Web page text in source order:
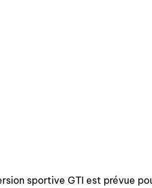
sportive GTI est prévue